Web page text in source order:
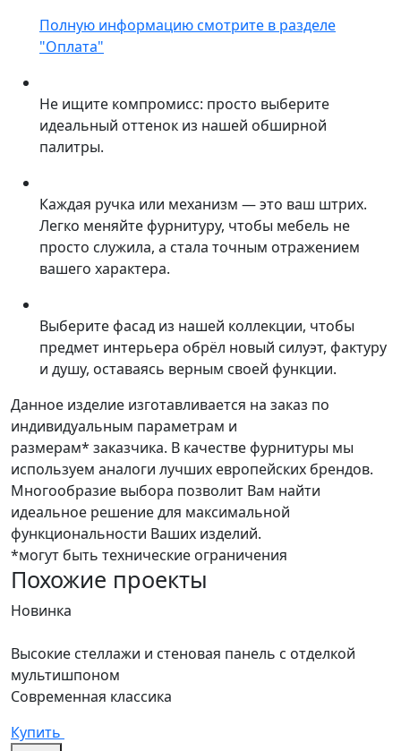
Полную информацию смотрите в разделе
"Оплата"
Не ищите компромисс: просто выберите
идеальный оттенок из нашей обширной
палитры.
Каждая ручка или механизм — это ваш штрих.
Легко меняйте фурнитуру, чтобы мебель не
просто служила, а стала точным отражением
вашего характера.
Выберите фасад из нашей коллекции, чтобы
предмет интерьера обрёл новый силуэт, фактуру
и душу, оставаясь верным своей функции.
Данное изделие изготавливается на заказ по
индивидуальным параметрам и
размерам* заказчика. В качестве фурнитуры мы
используем аналоги лучших европейских брендов.
Многообразие выбора позволит Вам найти
идеальное решение для максимальной
функциональности Ваших изделий.
*могут быть технические ограничения
Похожие проекты
Новинка
Высокие стеллажи и стеновая панель с отделкой
мультишпоном
Современная классика
Купить